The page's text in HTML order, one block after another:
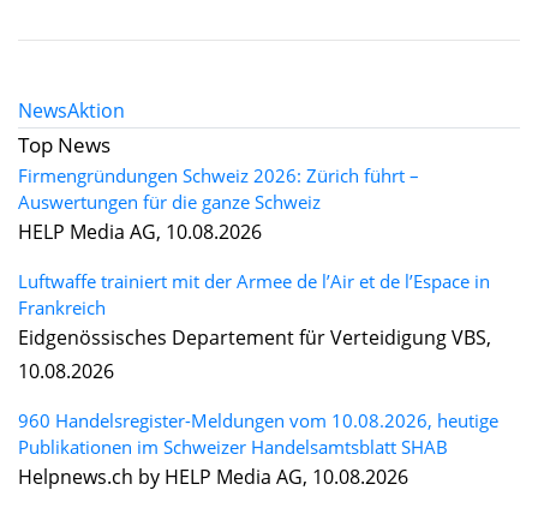
NewsAktion
Top News
Firmengründungen Schweiz 2026: Zürich führt –
Auswertungen für die ganze Schweiz
HELP Media AG, 10.08.2026
Luftwaffe trainiert mit der Armee de l’Air et de l’Espace in
Frankreich
Eidgenössisches Departement für Verteidigung VBS,
10.08.2026
960 Handelsregister-Meldungen vom 10.08.2026, heutige
Publikationen im Schweizer Handelsamtsblatt SHAB
Helpnews.ch by HELP Media AG, 10.08.2026